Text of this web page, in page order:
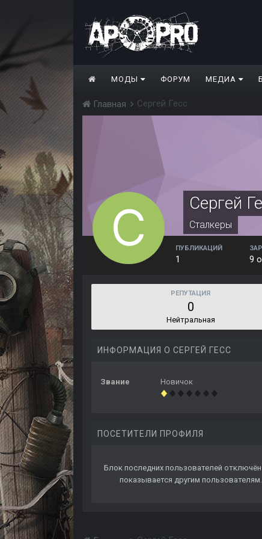
МОДЫ ФОРУМ МЕДИА
Главная Сергей Гесс
Сергей
Сталкеры
ПУБЛИКАЦИЙ
1 9
РЕПУТАЦИЯ
0
Нейтральная
ИНФОРМАЦИЯ О СЕРГЕЙ ГЕСС
Звание Новичок
ПОСЕТИТЕЛИ ПРОФИЛЯ
Блок последних пользователей отключён
показывается другим пользователям.